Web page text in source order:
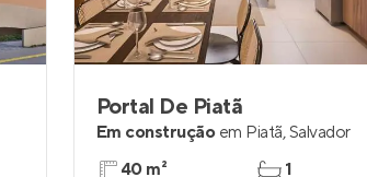
Portal De Piatã
Em construção em Piatã,Salvador
40 m²
1